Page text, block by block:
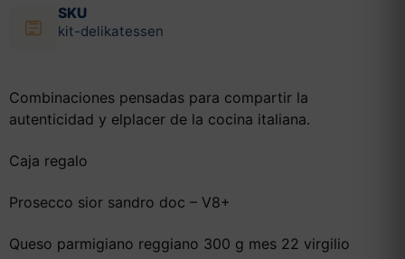
SKU
kit-delikatessen
Combinaciones pensadas para compartir la
autenticidad y elplacer de la cocina italiana.
Caja regalo
Prosecco sior sandro doc – V8+
Queso parmigiano reggiano 300 g mes 22 virgilio